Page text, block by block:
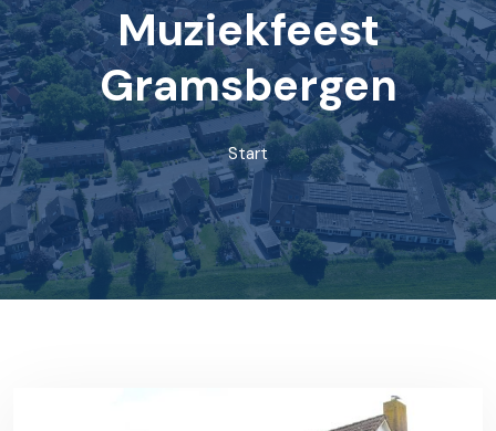
Muziekfeest
Gramsbergen
Start